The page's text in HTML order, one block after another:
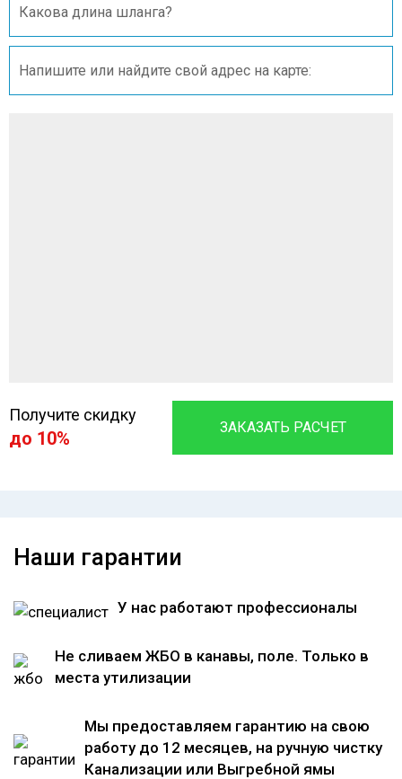
Получите скидку
до 10%
ЗАКАЗАТЬ РАСЧЕТ
Наши гарантии
У нас работают профессионалы
Не сливаем ЖБО в канавы, поле. Только в
места утилизации
Мы предоставляем гарантию на свою
работу до 12 месяцев, на ручную чистку
Канализации или Выгребной ямы